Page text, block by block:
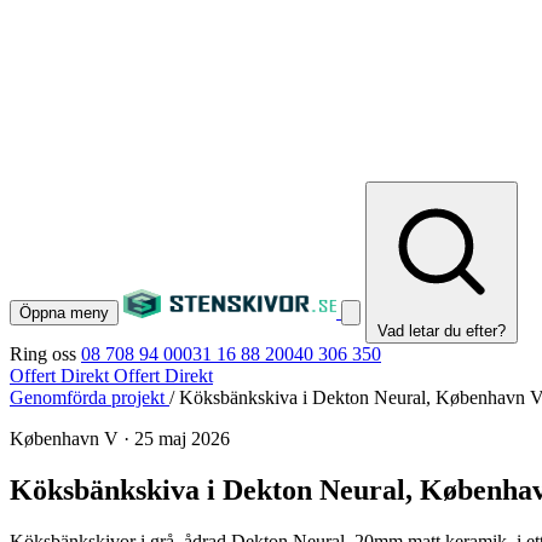
Öppna meny
Vad letar du efter?
Ring oss 08 708 94 00031 16 88 20040 306 350
Offert Direkt Offert Direkt
Genomförda projekt / Köksbänkskiva i Dekton Neural, København
København V · 25 maj 2026
Köksbänkskiva i Dekton Neural,